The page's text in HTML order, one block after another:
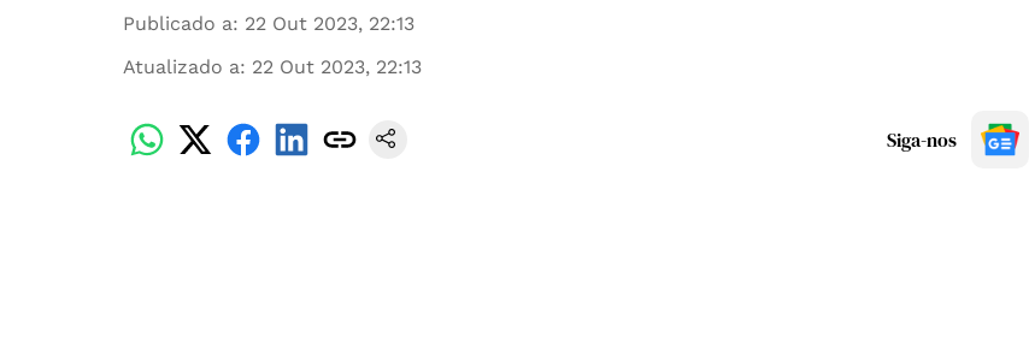
Publicado a: 22 Out 2023, 22:13
Atualizado a: 22 Out 2023, 22:13
Siga-nos